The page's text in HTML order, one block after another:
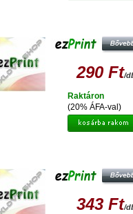
290 Ft/
(20% ÁFA-val)
Raktáron
343 Ft/